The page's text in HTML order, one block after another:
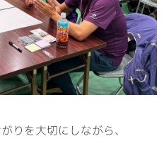
りを大切にしながら、